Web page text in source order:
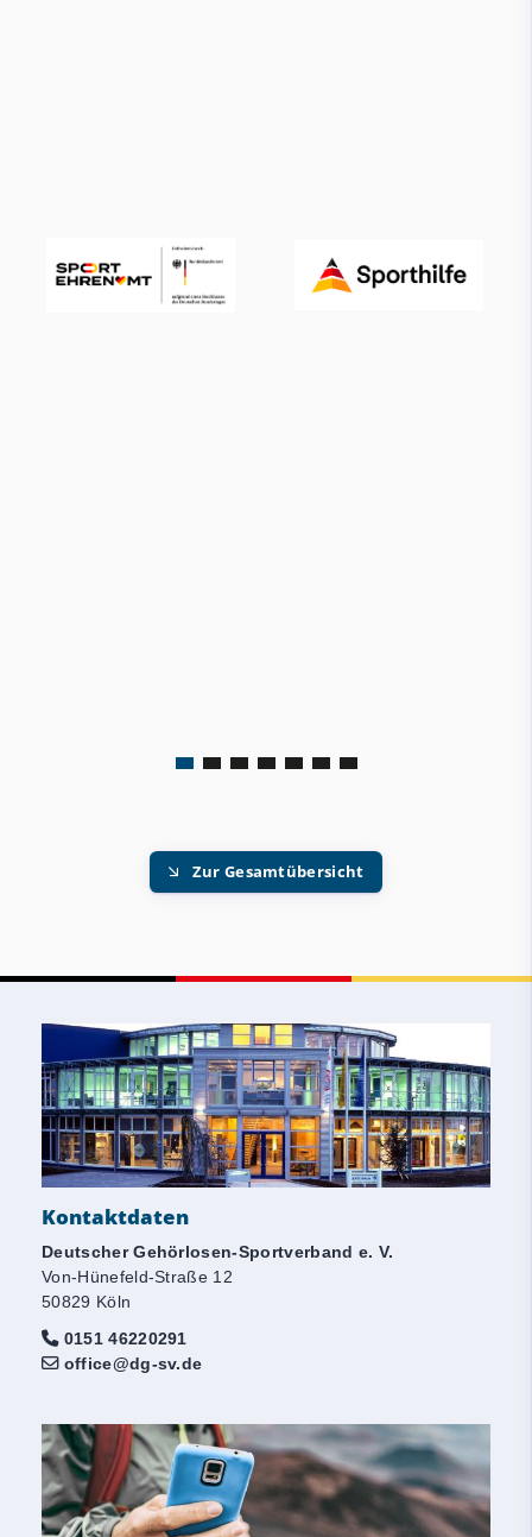
Zur Gesamtübersicht
Kontaktdaten
Deutscher Gehörlosen-Sportverband e. V.
Von-Hünefeld-Straße 12
50829 Köln
0151 46220291
office@dg-sv.de